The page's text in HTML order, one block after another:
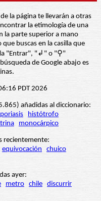
la página te llevarán a otras
la etimología de una
la parte superior a mano
buscas en la casilla que
"Entrar", "↲" o "⚲"
de Google abajo es
PDT 2026
añadidas al diccionario:
histótrofo
monocárpico
recientemente:
equivocación
chuico
ayer:
metro chile discurrir